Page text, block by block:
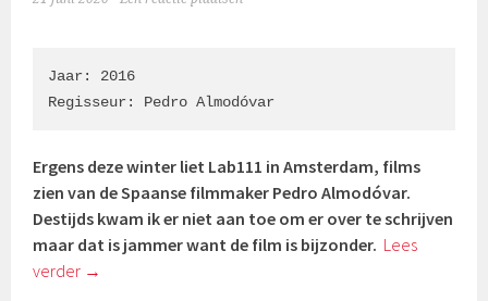
Jaar: 2016
Regisseur: Pedro Almodóvar
Ergens deze winter liet Lab111 in Amsterdam, films
zien van de Spaanse filmmaker Pedro Almodóvar.
Destijds kwam ik er niet aan toe om er over te schrijven
maar dat is jammer want de film is bijzonder. Lees
verder →